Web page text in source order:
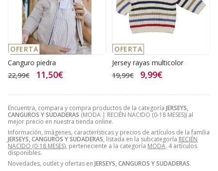
Encuentra, compara y compra productos de la categoría JERSEYS,
CANGUROS Y SUDADERAS (MODA | RECIÉN NACIDO (0-18 MESES)) al
mejor precio en nuestra tienda online.
Información, imágenes, características y precios de artículos de la familia
JERSEYS, CANGUROS Y SUDADERAS, listada en la subcategoría RECIÉN
NACIDO (0-18 MESES), perteneciente a la categoría MODA. 4 artículos
disponibles.
Novedades, outlet y ofertas en JERSEYS, CANGUROS Y SUDADERAS.
OFERTA
Canguro piedra
22,99€
11,50€
OFERTA
Jersey rayas multicolor
19,99€
9,99€